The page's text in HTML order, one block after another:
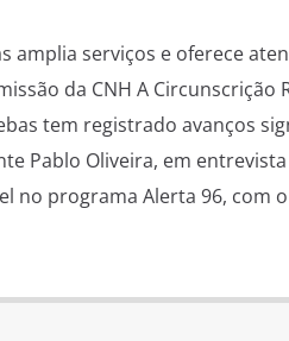
amplia serviços e oferece
da CNH A Circunscrição
tem registrado avanços
Pablo Oliveira, em entrevista
no programa Alerta 96, com